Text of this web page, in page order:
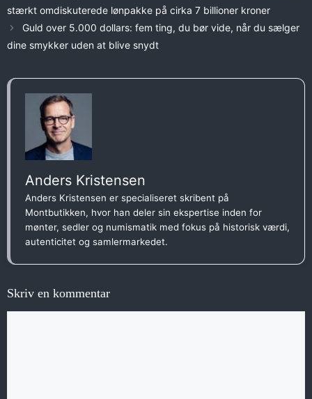
stærkt omdiskuterede lønpakke på cirka 7 billioner kroner
Guld over 5.000 dollars: fem ting, du bør vide, når du sælger
dine smykker uden at blive snydt
Anders Kristensen
Anders Kristensen er specialiseret skribent på
Montbutikken, hvor han deler sin ekspertise inden for
mønter, sedler og numismatik med fokus på historisk værdi,
autenticitet og samlermarkedet.
Skriv en kommentar